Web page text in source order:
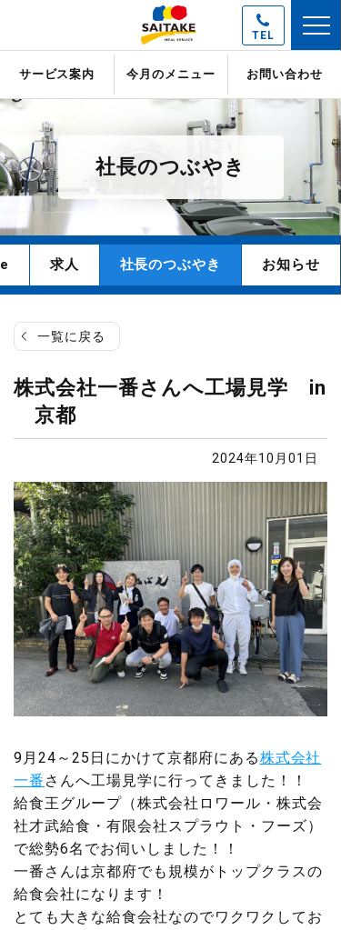
TEL
サービス案内 今月のメニュー お問い合わせ
社長のつぶやき
求人 社長のつぶやき お知らせ
一覧に戻る
株式会社一番さんへ工場見学 in
京都
2024年10月01日
9月24～25日にかけて京都府にある株式会社
一番 さんへ工場見学に行ってきました！！
給食王グループ（株式会社ロワール・株式会
社才武給食・有限会社スプラウト・フーズ）
で総勢6名でお伺いしました！！
一番さんは京都府でも規模がトップクラスの
給食会社になります！
とても大きな給食会社なのでワクワクしてお